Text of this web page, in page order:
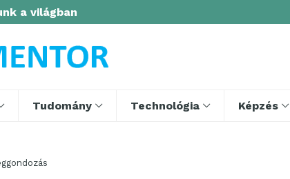
a világban
Tudomány Technológia Képzés